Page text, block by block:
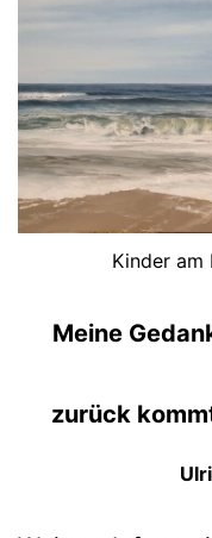
Kinder am
Meine
zurück